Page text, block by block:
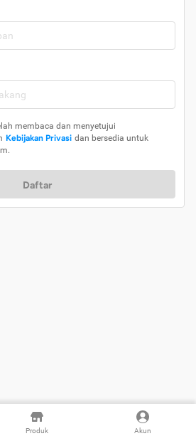
Produk Akun
membaca dan menyetujui
Kebijakan Privasi dan bersedia untuk
Daftar